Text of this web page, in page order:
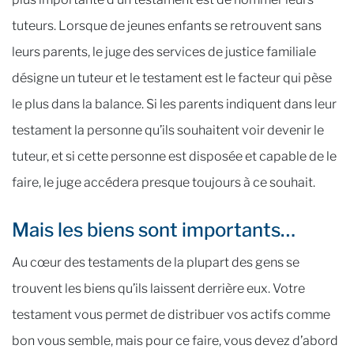
tuteurs. Lorsque de jeunes enfants se retrouvent sans
leurs parents, le juge des services de justice familiale
désigne un tuteur et le testament est le facteur qui pèse
le plus dans la balance. Si les parents indiquent dans leur
testament la personne qu’ils souhaitent voir devenir le
tuteur, et si cette personne est disposée et capable de le
faire, le juge accédera presque toujours à ce souhait.
Mais les biens sont importants…
Au cœur des testaments de la plupart des gens se
trouvent les biens qu’ils laissent derrière eux. Votre
testament vous permet de distribuer vos actifs comme
bon vous semble, mais pour ce faire, vous devez d’abord